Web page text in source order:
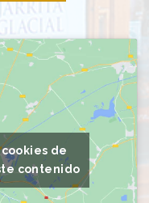
de
contenido